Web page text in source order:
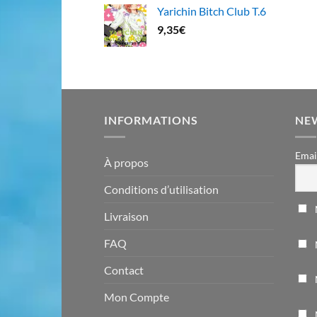
Yarichin Bitch Club T.6
9,35€
INFORMATIONS
À propos
Conditions d’utilisation
Livraison
FAQ
Contact
Mon Compte